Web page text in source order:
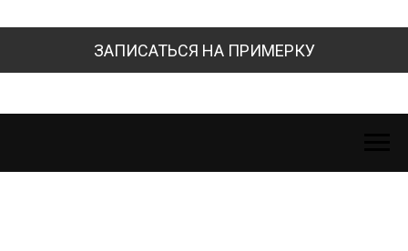
ЗАПИСАТЬСЯ НА ПРИМЕРКУ